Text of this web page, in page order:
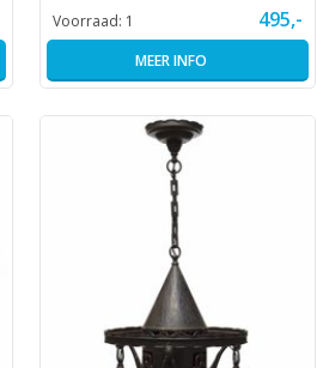
Voorraad: 1 495,-
MEER INFO